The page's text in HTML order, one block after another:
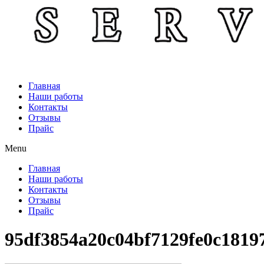
Главная
Наши работы
Контакты
Отзывы
Прайс
Menu
Главная
Наши работы
Контакты
Отзывы
Прайс